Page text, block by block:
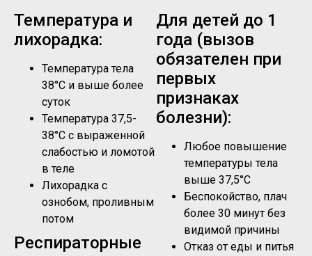
Температура и
лихорадка:
Температура тела
38°C и выше более
суток
Температура 37,5-
38°C с выраженной
слабостью и ломотой
в теле
Лихорадка с
ознобом, проливным
потом
Респираторные
Для детей до 1
года (вызов
обязателен при
первых
признаках
болезни):
Любое повышение
температуры тела
выше 37,5°C
Беспокойство, плач
более 30 минут без
видимой причины
Отказ от еды и питья